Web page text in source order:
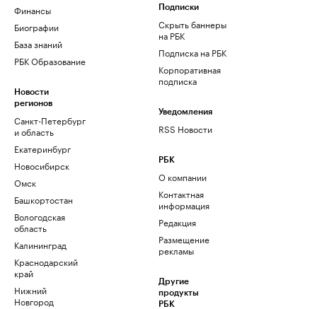
Финансы
Биографии
База знаний
РБК Образование
Новости
регионов
Санкт-Петербург
и область
Екатеринбург
Новосибирск
Омск
Башкортостан
Вологодская
область
Калининград
Краснодарский
край
Нижний
Новгород
Подписки
Скрыть баннеры
на РБК
Подписка на РБК
Корпоративная
подписка
Уведомления
RSS Новости
РБК
О компании
Контактная
информация
Редакция
Размещение
рекламы
Другие
продукты
РБК